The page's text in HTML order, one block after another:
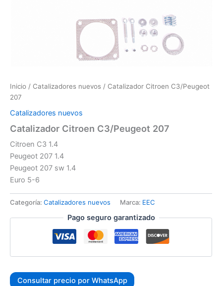
Inicio / Catalizadores nuevos / Catalizador Citroen C3/Peugeot
207
Catalizadores nuevos
Catalizador Citroen C3/Peugeot 207
Citroen C3 1.4
Peugeot 207 1.4
Peugeot 207 sw 1.4
Euro 5-6
Categoría: Catalizadores nuevos Marca: EEC
Pago seguro garantizado
Consultar precio por WhatsApp